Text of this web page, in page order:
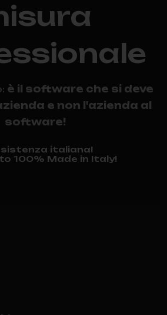
è il software che si deve
e non l'azienda al
software!
italiana!
100% Made in Italy!